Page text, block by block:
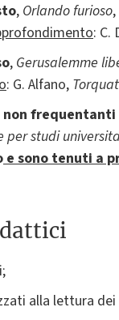
, Orlando furioso
: C.
, Gerusalemme
: G. Alfano,
frequentanti
per studi
e sono tenuti a
alla lettura